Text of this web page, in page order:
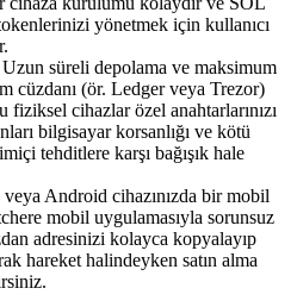
yönetmek için kullanıcı
Uzun süreli depolama ve maksimum
cüzdanı (ör. Ledger veya Trezor)
cihazlar özel anahtarlarınızı
bilgisayar korsanlığı ve kötü
tehditlere karşı bağışık hale
Android cihazınızda bir mobil
mobil uygulamasıyla sorunsuz
adresinizi kolayca kopyalayıp
hareket halindeyken satın alma